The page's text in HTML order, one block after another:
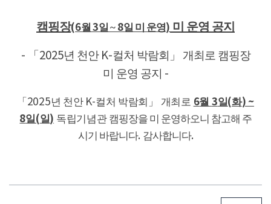
캠핑장(6월 3일 ~8일 미 운영) 미 운영 공지
- 「 2025년 천안 K-컬처 박람회」 개최로 캠핑장
미 운영 공지 -
「2025년 천안 K-컬처 박람회」 개최로 6월 3일(화) ~
8일(일) 독립기념관 캠핑장을 미 운영하오니 참고해 주
시기 바랍니다. 감사합니다.